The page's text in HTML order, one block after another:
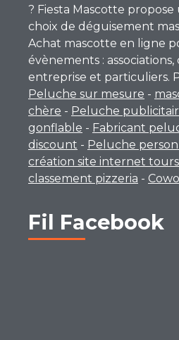
? Fiesta Mascotte propose
choix de déguisement
Achat mascotte en ligne
évènements :
entreprise et particuliers.
Peluche sur mesure -
chère - Peluche
gonflable - Fabricant
discount - Peluche
création site internet
classement pizzeria -
Fil Facebook